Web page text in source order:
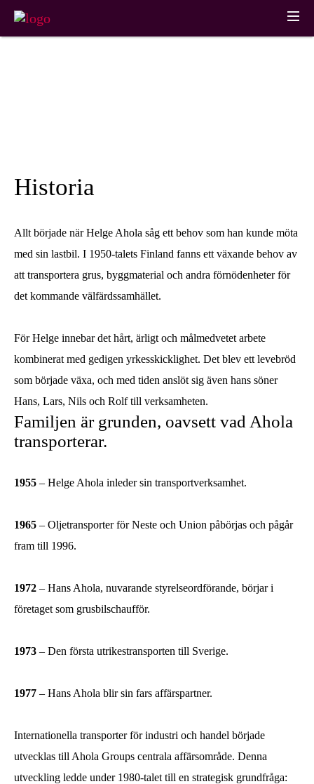
Green Kilometers
Särskilda Tjänster Vindkraftlogistik
AHOLA DIGITAL
Atos Transport
RTTVP
Mer information
INNOVATIONER
OCH
Material Bank
Hållbarhet
Aktuellt
Objekt till salu
Karriär på Ahola
Kontakta oss!
AHOLA GROUP
SV
Historia
Allt började när Helge Ahola såg ett behov som han kunde möta
med sin lastbil. I 1950-talets Finland fanns ett växande behov av
att transportera grus, byggmaterial och andra förnödenheter för
det kommande välfärdssamhället.
För Helge innebar det hårt, ärligt och målmedvetet arbete
kombinerat med gedigen yrkesskicklighet. Det blev ett levebröd
som började växa, och med tiden anslöt sig även hans söner
Hans, Lars, Nils och Rolf till verksamheten.
Familjen är grunden, oavsett vad Ahola
transporterar.
1955 – Helge Ahola inleder sin transportverksamhet.
1965 – Oljetransporter för Neste och Union påbörjas och pågår
fram till 1996.
1972 – Hans Ahola, nuvarande styrelseordförande, börjar i
företaget som grusbilschaufför.
1973 – Den första utrikestransporten till Sverige.
1977 – Hans Ahola blir sin fars affärspartner.
Internationella transporter för industri och handel började
utvecklas till Ahola Groups centrala affärsområde. Denna
utveckling ledde under 1980-talet till en strategisk grundfråga: